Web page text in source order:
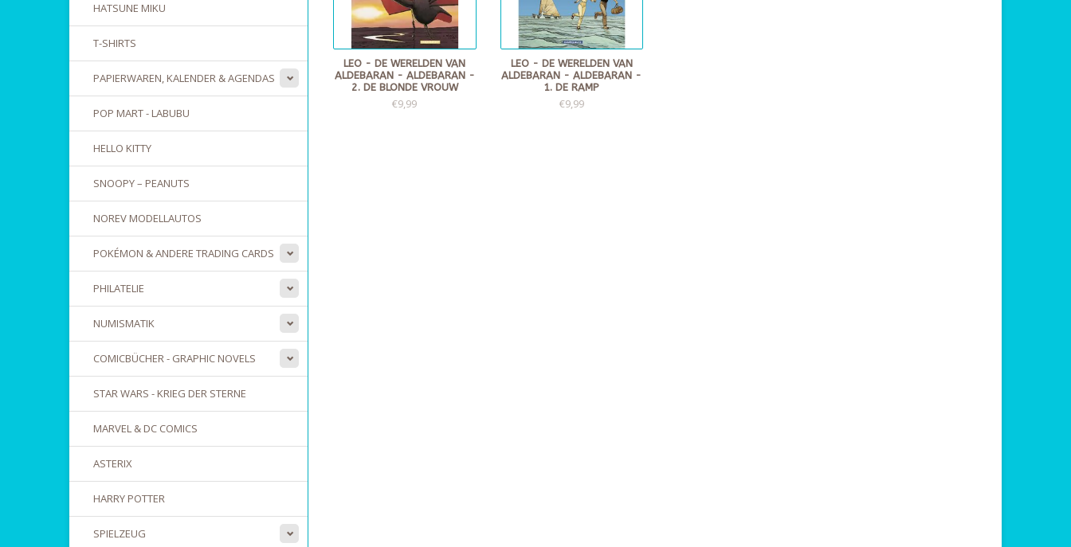
HATSUNE MIKU
T-SHIRTS
PAPIERWAREN, KALENDER & AGENDAS
POP MART - LABUBU
HELLO KITTY
SNOOPY – PEANUTS
NOREV MODELLAUTOS
POKÉMON & ANDERE TRADING CARDS
PHILATELIE
NUMISMATIK
COMICBÜCHER - GRAPHIC NOVELS
STAR WARS - KRIEG DER STERNE
MARVEL & DC COMICS
ASTERIX
HARRY POTTER
SPIELZEUG
LEO - DE WERELDEN VAN
ALDEBARAN - ALDEBARAN -
2. DE BLONDE VROUW
€9,99
LEO - DE WERELDEN VAN
ALDEBARAN - ALDEBARAN -
1. DE RAMP
€9,99